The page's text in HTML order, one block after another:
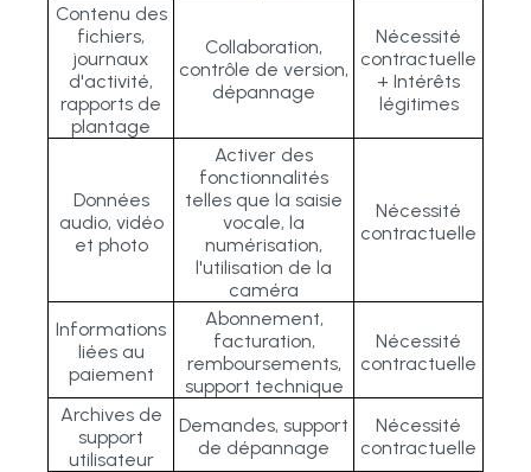
Contenu des
fichiers,
journaux
d'activité,
rapports de
plantage
Collaboration,
contrôle de version,
dépannage
Nécessité
contractuelle
+ Intérêts
légitimes
Données
audio, vidéo
et photo
Activer des
fonctionnalités
telles que la saisie
vocale, la
numérisation,
l'utilisation de la
caméra
Nécessité
contractuelle
Informations
liées au
paiement
Abonnement,
facturation,
remboursements,
support technique
Nécessité
contractuelle
Archives de
support
utilisateur
Demandes, support
de dépannage
Nécessité
contractuelle